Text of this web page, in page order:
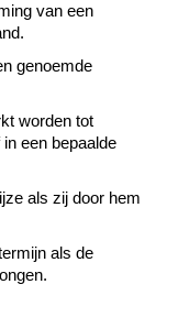
van een
genoemde
worden tot
een bepaalde
als zij door hem
als de